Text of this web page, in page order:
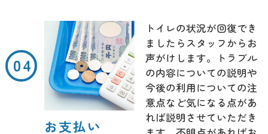
お支払い
トイレの状況が回復でき
ましたらスタッフからお
声がけします。トラブル
の内容についての説明や
今後の利用についての注
意点など気になる点があ
れば説明させていただき